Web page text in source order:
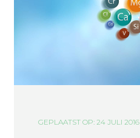
GEPLAATST OP: 24 JULI 2016